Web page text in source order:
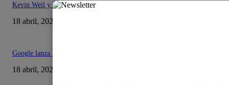
Kevin Weil y el futuro de la programación: ¿dejarán atrás a los humanos?
18 abril, 2025
Google lanza Veo 2: una revolución en la creación de vídeos con IA
18 abril, 2025